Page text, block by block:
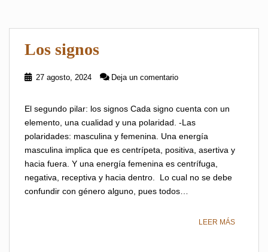
Los signos
27 agosto, 2024 Deja un comentario
El segundo pilar: los signos Cada signo cuenta con un
elemento, una cualidad y una polaridad. -Las
polaridades: masculina y femenina. Una energía
masculina implica que es centrípeta, positiva, asertiva y
hacia fuera. Y una energía femenina es centrífuga,
negativa, receptiva y hacia dentro. Lo cual no se debe
confundir con género alguno, pues todos…
LEER MÁS